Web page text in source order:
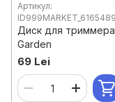
Артикул:
ID999MARKET_6165489
Диск для триммера
Garden
69 Lei